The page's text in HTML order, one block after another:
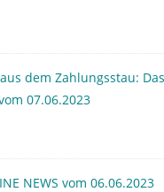
dem Zahlungsstau:
07.06.2023
NEWS vom 06.06.2023